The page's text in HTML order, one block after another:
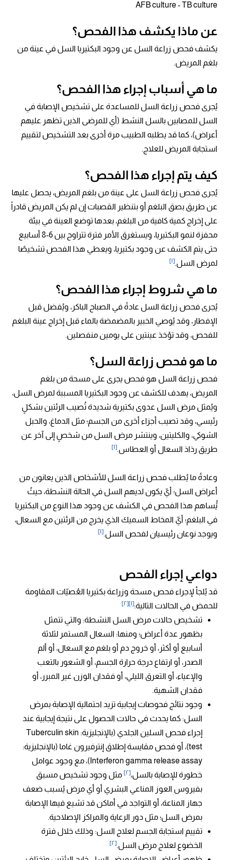
AFB culture - TB culture
عن ماذا يكشف هذا الفحص؟
يكشف فحص زراعة السل عن وجود البكتيريا السل في عينة من
بلغم المريض.
ما هي أسباب إجراء هذا الفحص؟
يُجرى فحص زراعة السل للمساعدة على تشخيص الإصابة في
السل للمصابين بالسل النشط (أي للمرضى الذين تظهر عليهم
أعراض)، كما قد يطلبه الطبيب مرة أخرى بعد التشخيص لتقييم
استجابة المريض للعلاج.
كيف يتم إجراء هذا الفحص؟
يُجرى فحص زراعة السل على عينة من بلغم المريض، يحصل عليها
عن طريق بصق البلغم أو بتنظير القصبات إن لم يكن المريض قادراً
على إخراج كمية كافية من البلغم، بعدها توضع العينة في بيئة
محفزة لنمو البكتيريا، ويستغرق الأمر فترة تتراوح بين 6-8 أسابيع
حتى يتم الكشف عن وجود بكتيريا، ويعطي هذا الفحص تشخيصًا
لمرض السل.[١]
ما هي شروط إجراء هذا الفحص؟
يُجرى فحص زراعة السل عادةً في الصباح الباكر، ويُفضل قبل
الإفطار، وقد يُوصي الخبير بالمضمضة بالماء قبل إخراج عينة البلغم
للفحص، وقد تؤخذ عينتين على يومين منفصلين.
ما هو فحص زراعة السل؟
فحص زراعة السل هو فحص يجرى على مسحة من بلغم
المريض، يهدف للكشف عن وجود البكتيريا المسببة لمرض السل،
ويُمثل مرض السل عدوى بكتيرية شديدة تُصيب الرئتين بشكلٍ
رئيسي، وقد تصيب أجزاء أخرى من الجسم؛ مثل الدماغ، والحبل
الشوكي، والكليتين، وينتشر مرض السل من شخصٍ إلى آخر عن
طريق رذاذ السعال أو العطاس.[١]
وعادةً ما يُطلب فحص زراعة السل للأشخاص الذين يعانون من
أعراض السل؛ أيّ يكون لديهم السل في الحالة النشطة، حيثُ
يًُساهم هذا الفحص في الكشف عن وجود هذا النوع من البكتيريا
في البلغم؛ أيّ المخاط السميك الذي يخرج من الرئتين مع السعال،
ويوجد نوعان رئيسيان لفحص السل.[١]
دواعي إجراء الفحص
قد يُلجأ لإجراء فحص مسحة وزراعة بكتيريا العُصيّات المقاومة
للحمض في الحالات التالية:[١] [٢]
تشخيص حالات مرض السل النشطة: والتي تتمثل
بظهور عدة أعراض؛ ومنها: السعال المستمر لثلاثة
أسابيع أو أكثر، أو خروج دم أو بلغم مع السعال، أو ألم
الصدر، أو ارتفاع درجة حرارة الجسم، أو الشعور بالتعب
والإعياء، أو التعرق الليلي، أو فقدان الوزن غير المبرر، أو
فقدان الشهية.
وجود نتائج فحوصات إيجابية تزيد احتمالية الإصابة بمرض
السل: كما يحدث في حالات الحصول على نتيجة إيجابية عند
إجراء فحص السلين الجلدي (بالإنجليزية: Tuberculin skin
test)، أو فحص مقايسة إطلاق إنترفيرون غاما (بالإنجليزية:
Interferon gamma release assay)، مع وجود عوامل
خطورة للإصابة بالسل،[٢]
مثل وجود تشخيص مسبق
بفيروس العوز المناعي البشري أو أي مرض يُسبب ضعف
جهاز المناعة، أو التواجد في أماكن قد تشيع فيها الإصابة
بمرض السل؛ مثل دور الرعاية والمراكز الإصلاحية.
تقييم استجابة الجسم لعلاج السل: وذلك خلال فترة
الخضوع لعلاج مرض السل.[٢]